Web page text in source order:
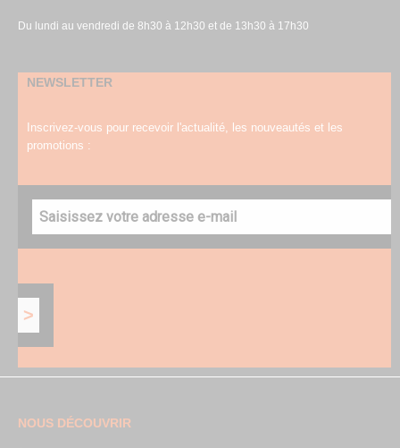
Du lundi au vendredi de 8h30 à 12h30 et de 13h30 à 17h30
NEWSLETTER
Inscrivez-vous pour recevoir l'actualité, les nouveautés et les
promotions :
NOUS DÉCOUVRIR